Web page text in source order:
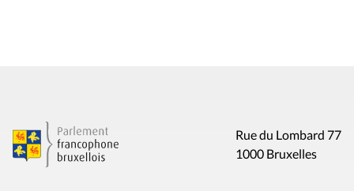
1000 Bruxelles